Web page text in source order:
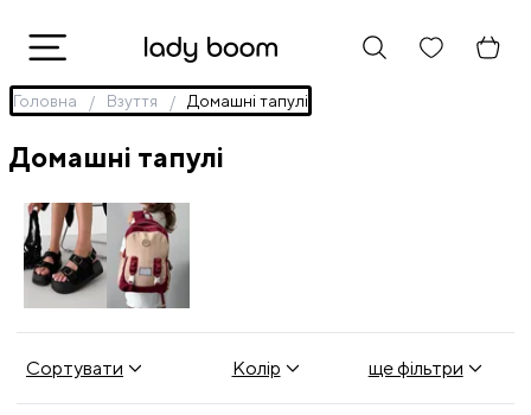
Головна Взуття Домашні тапулі
Домашні тапулі
Сортувати Колір ще фільтри